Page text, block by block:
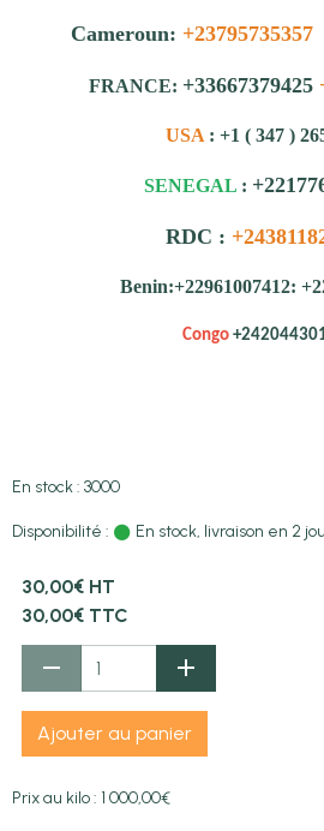
Cameroun: +23795735357
FRANCE: +33667379425
USA : +1 ( 347 )
SENEGAL :
RDC :
Benin:+22961007412:
Congo
En stock : 3000
Disponibilité : En stock, livraison en 2
30,00€ HT
30,00€ TTC
Ajouter au panier
Prix au kilo : 1 000,00€